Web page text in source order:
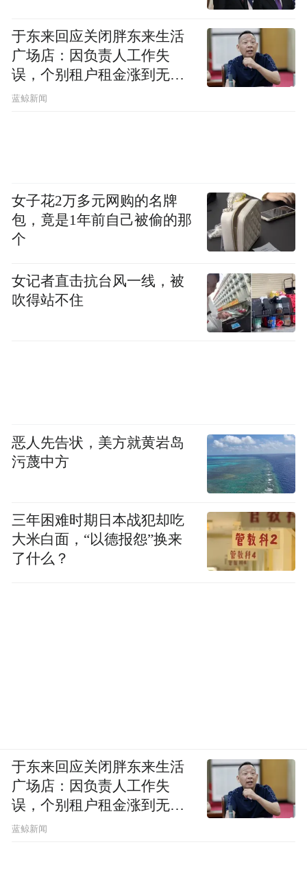
于东来回应关闭胖东来生活
广场店：因负责人工作失
误，个别租户租金涨到无法
想象
蓝鲸新闻
女子花2万多元网购的名牌
包，竟是1年前自己被偷的那
个
女记者直击抗台风一线，被
吹得站不住
恶人先告状，美方就黄岩岛
污蔑中方
三年困难时期日本战犯却吃
大米白面，“以德报怨”换来
了什么？
于东来回应关闭胖东来生活
广场店：因负责人工作失
误，个别租户租金涨到无法
想象
蓝鲸新闻